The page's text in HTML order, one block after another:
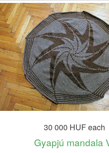
30 000 HUFeach
Gyapjú mandala